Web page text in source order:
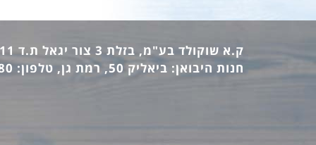
ק.א שוקולד בע"מ, בזלת 3 צור יגאל ת.ד 12411 מיקוד: 44862, טלפון: 09-7440473 פקס: 09-7442770
חנות היבואן: ביאליק 50, רמת גן, טלפון: 03-6736380 פקס: 03-6733140